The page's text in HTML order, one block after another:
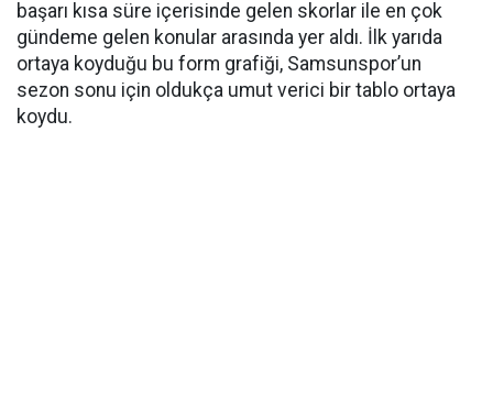
başarı kısa süre içerisinde gelen skorlar ile en çok
gündeme gelen konular arasında yer aldı. İlk yarıda
ortaya koyduğu bu form grafiği, Samsunspor’un
sezon sonu için oldukça umut verici bir tablo ortaya
koydu.